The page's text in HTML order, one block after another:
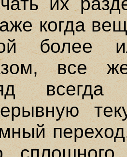
когда
более
все
сплошного